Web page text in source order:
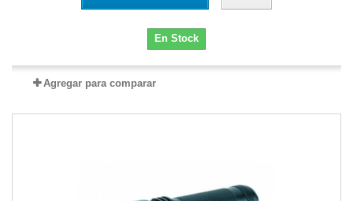
En Stock
Agregar para comparar